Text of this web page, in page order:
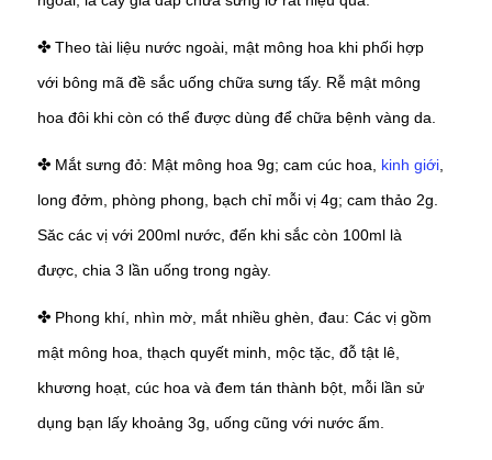
✤ Theo tài liệu nước ngoài, mật mông hoa khi phối hợp
với bông mã đề sắc uống chữa sưng tấy. Rễ mật mông
hoa đôi khi còn có thể được dùng để chữa bệnh vàng da.
✤ Mắt sưng đỏ: Mật mông hoa 9g; cam cúc hoa, kinh giới,
long đởm, phòng phong, bạch chỉ mỗi vị 4g; cam thảo 2g.
Săc các vị với 200ml nước, đến khi sắc còn 100ml là
được, chia 3 lần uống trong ngày.
✤ Phong khí, nhìn mờ, mắt nhiều ghèn, đau: Các vị gồm
mật mông hoa, thạch quyết minh, mộc tặc, đỗ tật lê,
khương hoạt, cúc hoa và đem tán thành bột, mỗi lần sử
dụng bạn lấy khoảng 3g, uống cũng với nước ấm.